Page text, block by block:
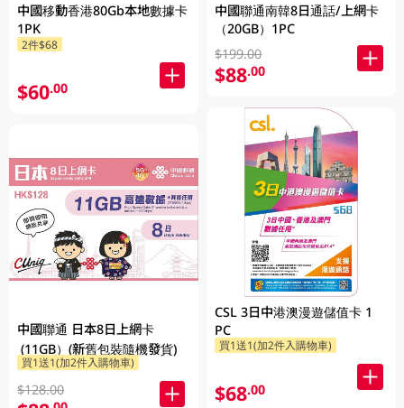
中國移動香港80Gb本地數據卡
1PK
2件$68
$60.00
中國聯通 日本8日上網卡
(11GB）(新舊包裝隨機發貨)
買1送1(加2件入購物車)
$128.00
中國聯通南韓8日通話/上網卡
（20GB）1PC
$199.00
$88.00
CSL 3日中港澳漫遊儲值卡 1
PC
買1送1(加2件入購物車)
$68.00